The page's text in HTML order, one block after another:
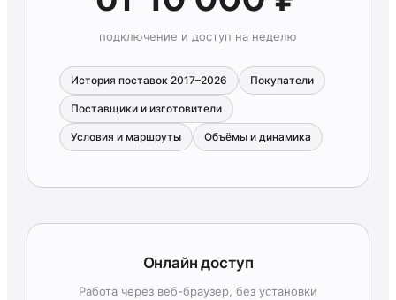
подключение и доступ на неделю
История поставок 2017–2026 Покупатели
Поставщики и изготовители
Условия и маршруты Объёмы и динамика
Онлайн доступ
Работа через веб-браузер, без установки